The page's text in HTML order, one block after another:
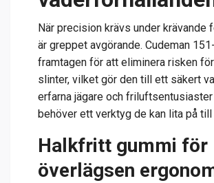
När precision krävs under krävande
är greppet avgörande. Cudeman
framtagen för att eliminera risken
slinter, vilket gör den till ett säkert
erfarna jägare och
behöver ett verktyg de kan lita på till
Halkfritt gummi för
överlägsen